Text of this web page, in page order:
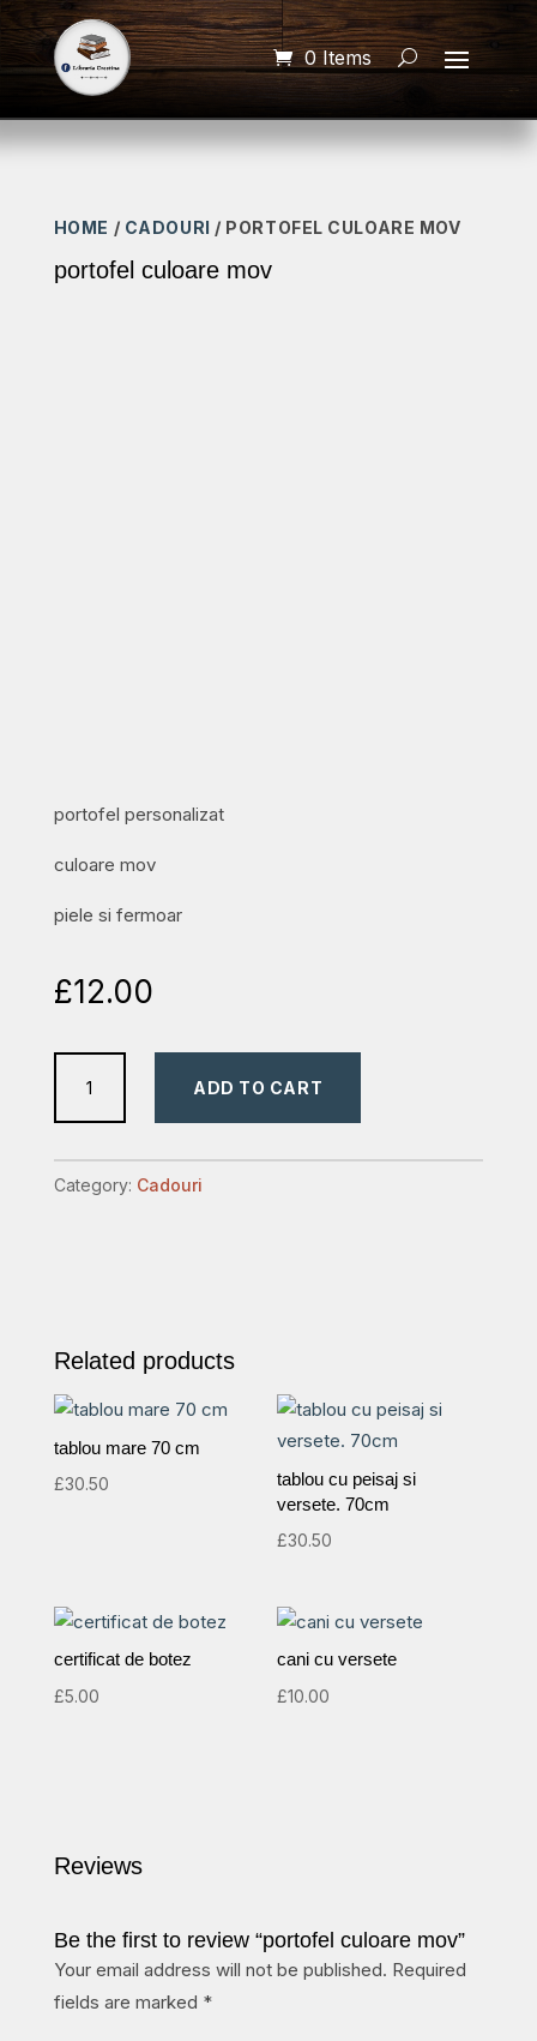
0 Items
HOME / CADOURI / PORTOFEL CULOARE MOV
portofel culoare mov
portofel personalizat
culoare mov
piele si fermoar
£12.00
culoare
quantity
ADD TO CART
Category: Cadouri
Related products
tablou mare 70 cm
£30.50
tablou cu peisaj si
versete. 70cm
£30.50
certificat de botez
£5.00
cani cu versete
£10.00
Reviews
Be the first to review “portofel culoare mov”
Your email address will not be published. Required
fields are marked *